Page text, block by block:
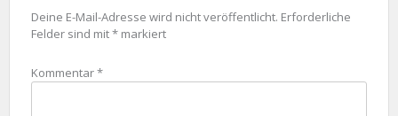
Deine E-Mail-Adresse wird nicht veröffentlicht. Erforderliche
Felder sind mit* markiert
Kommentar*